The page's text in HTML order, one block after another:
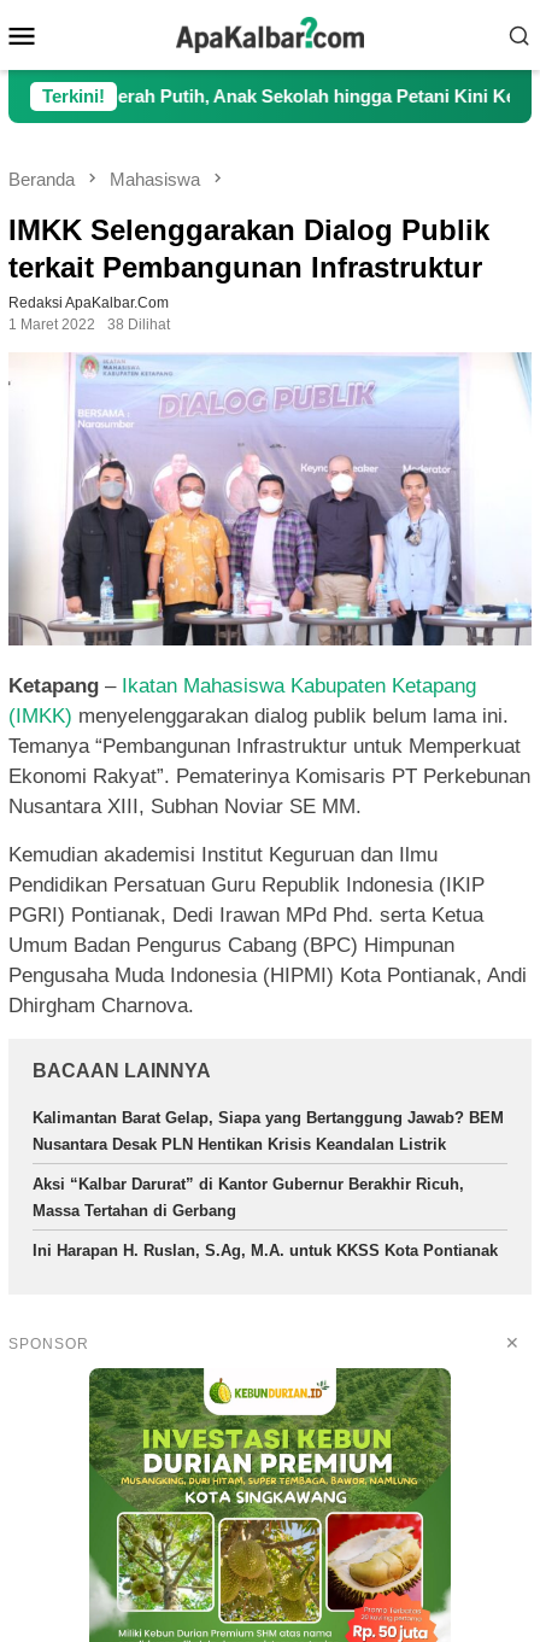
ke
kontenMobile
Terkini!
Putih, Anak Sekolah hingga Petani Kini Kembali Lancar
Beranda Mahasiswa
IMKK Selenggarakan Dialog Publik
terkait Pembangunan Infrastruktur
Redaksi ApaKalbar.com
1 Maret 2022
38 Dilihat
Ketapang – Ikatan Mahasiswa Kabupaten Ketapang
(IMKK) menyelenggarakan dialog publik belum lama ini.
Temanya “Pembangunan Infrastruktur untuk Memperkuat
Ekonomi Rakyat”. Pematerinya Komisaris PT Perkebunan
Nusantara XIII, Subhan Noviar SE MM.
Kemudian akademisi Institut Keguruan dan Ilmu
Pendidikan Persatuan Guru Republik Indonesia (IKIP
PGRI) Pontianak, Dedi Irawan MPd Phd. serta Ketua
Umum Badan Pengurus Cabang (BPC) Himpunan
Pengusaha Muda Indonesia (HIPMI) Kota Pontianak, Andi
Dhirgham Charnova.
BACAAN LAINNYA
Kalimantan Barat Gelap, Siapa yang Bertanggung Jawab? BEM
Nusantara Desak PLN Hentikan Krisis Keandalan Listrik
Aksi “Kalbar Darurat” di Kantor Gubernur Berakhir Ricuh,
Massa Tertahan di Gerbang
Ini Harapan H. Ruslan, S.Ag, M.A. untuk KKSS Kota Pontianak
SPONSOR ✕